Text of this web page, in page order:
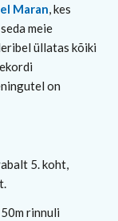
Maran, kes
meie
üllatas kõiki
on
5. koht,
rinnuli